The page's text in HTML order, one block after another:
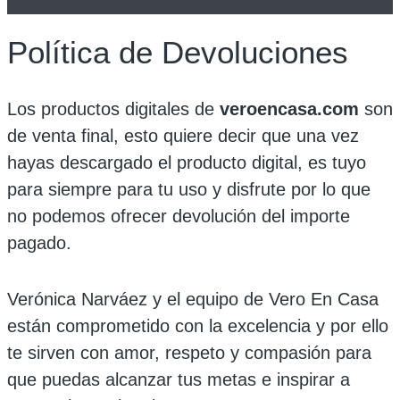
Política de Devoluciones
Los productos digitales de veroencasa.com son
de venta final, esto quiere decir que una vez
hayas descargado el producto digital, es tuyo
para siempre para tu uso y disfrute por lo que
no podemos ofrecer devolución del importe
pagado.
Verónica Narváez y el equipo de Vero En Casa
están comprometido con la excelencia y por ello
te sirven con amor, respeto y compasión para
que puedas alcanzar tus metas e inspirar a